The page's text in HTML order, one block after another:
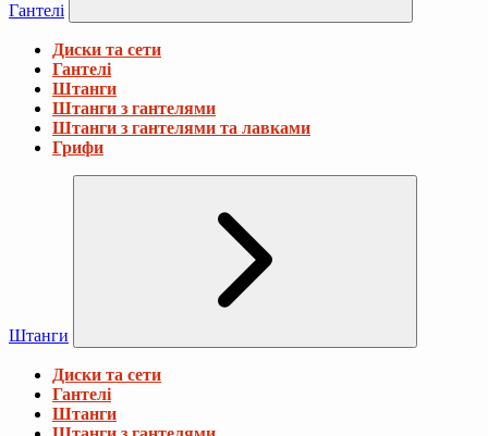
Гантелі
Диски та сети
Гантелі
Штанги
Штанги з гантелями
Штанги з гантелями та лавками
Грифи
Штанги
Диски та сети
Гантелі
Штанги